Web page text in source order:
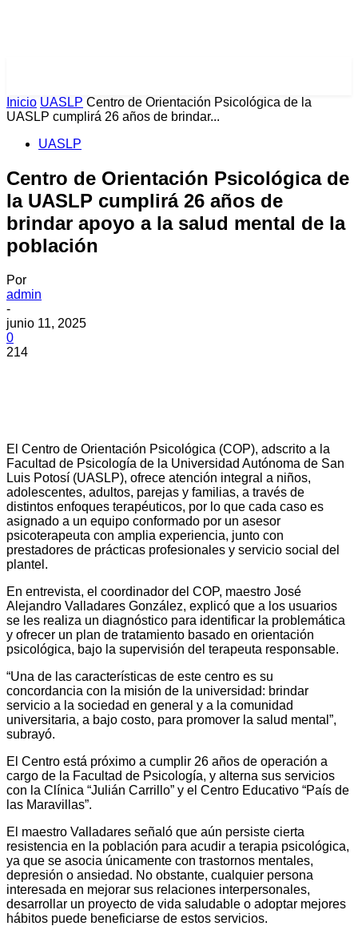
Inicio UASLP Centro de Orientación Psicológica de la
UASLP cumplirá 26 años de brindar...
UASLP
Centro de Orientación Psicológica de
la UASLP cumplirá 26 años de
brindar apoyo a la salud mental de la
población
Por
admin
-
junio 11, 2025
0
214
El Centro de Orientación Psicológica (COP), adscrito a la
Facultad de Psicología de la Universidad Autónoma de San
Luis Potosí (UASLP), ofrece atención integral a niños,
adolescentes, adultos, parejas y familias, a través de
distintos enfoques terapéuticos, por lo que cada caso es
asignado a un equipo conformado por un asesor
psicoterapeuta con amplia experiencia, junto con
prestadores de prácticas profesionales y servicio social del
plantel.
En entrevista, el coordinador del COP, maestro José
Alejandro Valladares González, explicó que a los usuarios
se les realiza un diagnóstico para identificar la problemática
y ofrecer un plan de tratamiento basado en orientación
psicológica, bajo la supervisión del terapeuta responsable.
“Una de las características de este centro es su
concordancia con la misión de la universidad: brindar
servicio a la sociedad en general y a la comunidad
universitaria, a bajo costo, para promover la salud mental”,
subrayó.
El Centro está próximo a cumplir 26 años de operación a
cargo de la Facultad de Psicología, y alterna sus servicios
con la Clínica “Julián Carrillo” y el Centro Educativo “País de
las Maravillas”.
El maestro Valladares señaló que aún persiste cierta
resistencia en la población para acudir a terapia psicológica,
ya que se asocia únicamente con trastornos mentales,
depresión o ansiedad. No obstante, cualquier persona
interesada en mejorar sus relaciones interpersonales,
desarrollar un proyecto de vida saludable o adoptar mejores
hábitos puede beneficiarse de estos servicios.